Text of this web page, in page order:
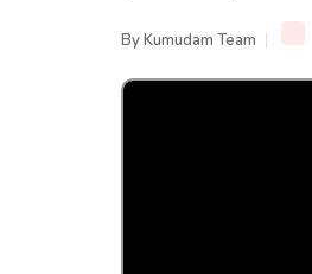
ByKumudam Team